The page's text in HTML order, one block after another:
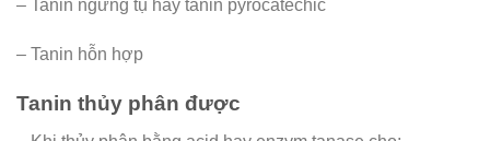
– Tanin ngưng tụ hay tanin pyrocatechic
– Tanin hỗn hợp
Tanin thủy phân được